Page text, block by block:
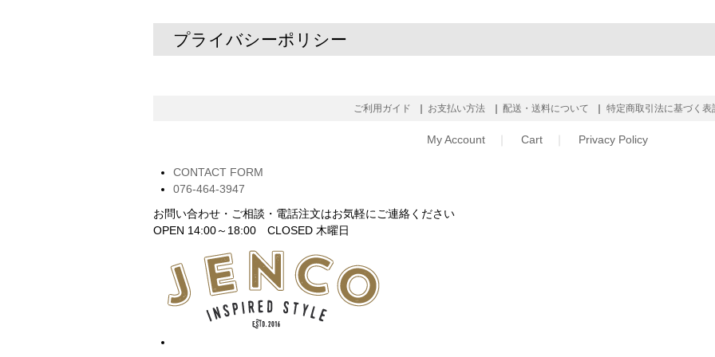
プライバシーポリシー
ご利用ガイド お支払い方法 配送・送料について 特定商取引法に基づく表
My Account Cart Privacy Policy
CONTACT FORM
076-464-3947
お問い合わせ・ご相談・電話注文はお気軽にご連絡ください
OPEN 14:00～18:00 CLOSED 木曜日